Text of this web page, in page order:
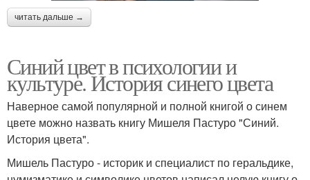
читать дальше →
Синий цвет в психологии и
культуре. История синего цвета
Наверное самой популярной и полной книгой о синем
цвете можно назвать книгу Мишеля Пастуро "Синий.
История цвета".
Мишель Пастуро - историк и специалист по геральдике,